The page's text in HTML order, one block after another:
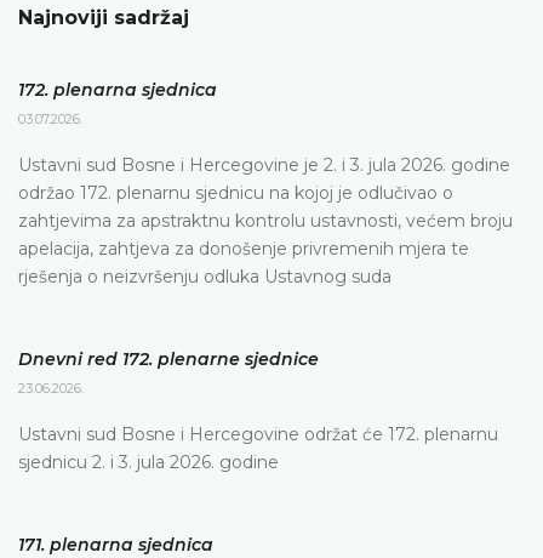
Najnoviji sadržaj
172. plenarna sjednica
03.07.2026.
Ustavni sud Bosne i Hercegovine je 2. i 3. jula 2026. godine
održao 172. plenarnu sjednicu na kojoj je odlučivao o
zahtjevima za apstraktnu kontrolu ustavnosti, većem broju
apelacija, zahtjeva za donošenje privremenih mjera te
rješenja o neizvršenju odluka Ustavnog suda
Dnevni red 172. plenarne sjednice
23.06.2026.
Ustavni sud Bosne i Hercegovine održat će 172. plenarnu
sjednicu 2. i 3. jula 2026. godine
171. plenarna sjednica